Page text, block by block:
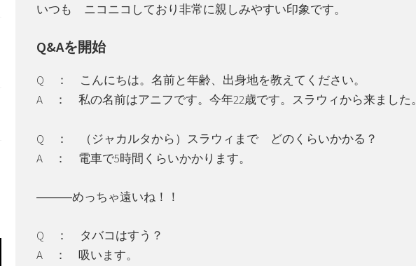
いつも ニコニコしており非常に親しみやすい印象です。
Q&Aを開始
Q ： こんにちは。名前と年齢、出身地を教えてください。
A ： 私の名前はアニフです。今年22歳です。スラウィから来ました。
Q ： （ジャカルタから）スラウィまで どのくらいかかる？
A ： 電車で5時間くらいかかります。
―――めっちゃ遠いね！！
Q ： タバコはすう？
A ： 吸います。